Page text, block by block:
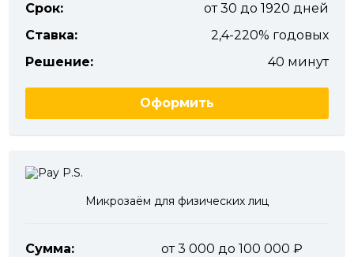
Срок:
от 30 до 1920 дней
Ставка:
2,4-220% годовых
Решение:
40 минут
Оформить
Микрозаём для физических лиц
Сумма:
от 3 000 до 100 000